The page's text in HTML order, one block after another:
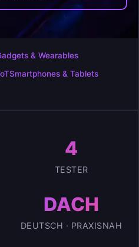
& Wearables
Smartphones & Tablets
4
TESTER
DACH
DEUTSCH · PRAXISNAH